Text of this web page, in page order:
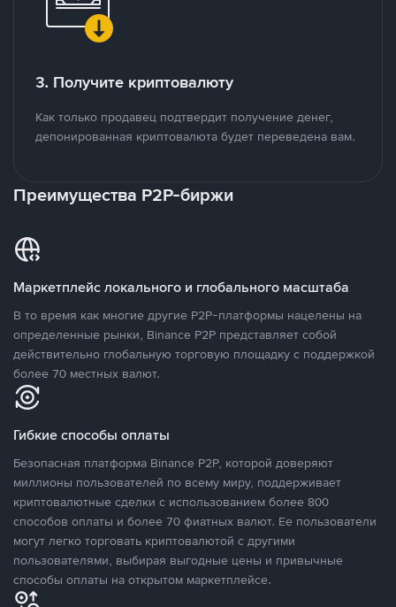
3. Получите криптовалюту
Как только продавец подтвердит получение денег,
депонированная криптовалюта будет переведена вам.
Преимущества P2P-биржи
Маркетплейс локального и глобального масштаба
В то время как многие другие P2P-платформы нацелены на
определенные рынки, Binance P2P представляет собой
действительно глобальную торговую площадку с поддержкой
более 70 местных валют.
Гибкие способы оплаты
Безопасная платформа Binance P2P, которой доверяют
миллионы пользователей по всему миру, поддерживает
криптовалютные сделки с использованием более 800
способов оплаты и более 70 фиатных валют. Ее пользователи
могут легко торговать криптовалютой с другими
пользователями, выбирая выгодные цены и привычные
способы оплаты на открытом маркетплейсе.